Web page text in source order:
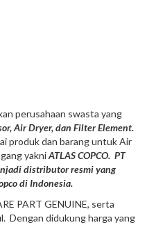
perusahaan swasta yang
Air Dryer, dan Filter Element.
produk dan barang untuk Air
yakniATLAS COPCO. PT
distributor resmi yang
di Indonesia.
PART GENUINE, serta
Dengan didukung harga yang